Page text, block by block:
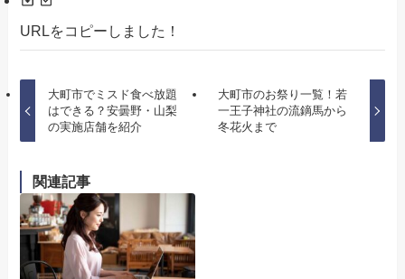
URLをコピーしました！
大町市でミスド食べ放題
はできる？安曇野・山梨
の実施店舗を紹介
大町市のお祭り一覧！若
一王子神社の流鏑馬から
冬花火まで
関連記事